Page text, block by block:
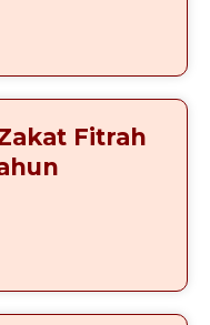
Fitrah